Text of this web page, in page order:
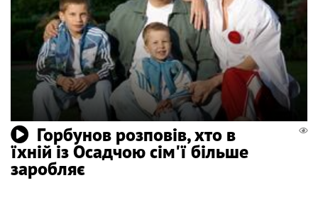
Горбунов розповів, хто в
їхній із Осадчою сім'ї більше
заробляє